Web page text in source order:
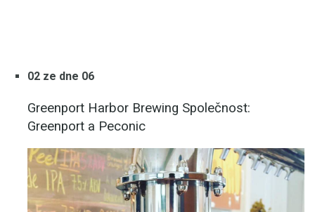
02 ze dne 06
Greenport Harbor Brewing Společnost:
Greenport a Peconic